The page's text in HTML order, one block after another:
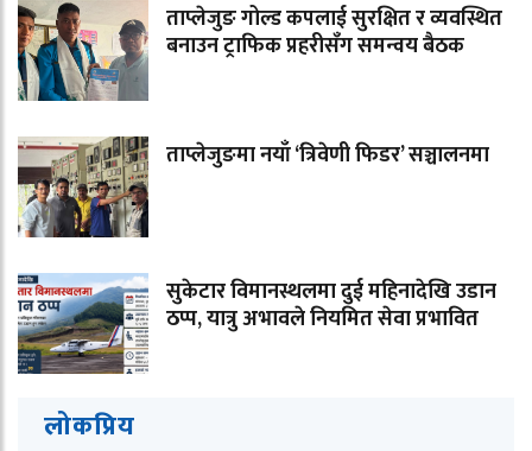
ताप्लेजुङ गोल्ड कपलाई सुरक्षित र व्यवस्थित
बनाउन ट्राफिक प्रहरीसँग समन्वय बैठक
ताप्लेजुङमा नयाँ ‘त्रिवेणी फिडर’ सञ्चालनमा
सुकेटार विमानस्थलमा दुई महिनादेखि उडान
ठप्प, यात्रु अभावले नियमित सेवा प्रभावित
लोकप्रिय